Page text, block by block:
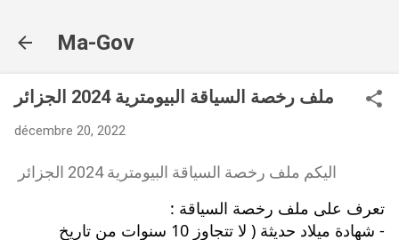
Ma-Gov
ملف رخصة السياقة البيومترية 2024 الجزائر
décembre 20, 2022
اليكم ملف رخصة السياقة البيومترية 2024 الجزائر
تعرف على ملف رخصة السياقة :